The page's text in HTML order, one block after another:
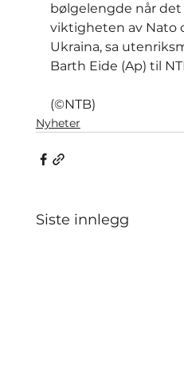
bølgelengde når det
viktigheten av Nato
Ukraina, sa
Barth Eide (Ap) til
(©NTB)
Nyheter
Siste innlegg